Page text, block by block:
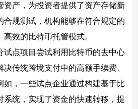
资产，为投资者提供了资产存储新
合规测试，机构能够在符合规定的
效的比特币托管模式。
试点项目尝试利用比特币的去中心
传统跨境支付中的高额手续费、
如，一些试点企业通过构建基于比
系统，实现了资金的快速转移，提